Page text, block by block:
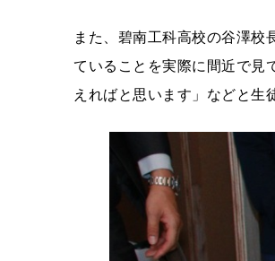
また、碧南工科高校の谷澤校
ていることを実際に間近で見
えればと思います」などと生